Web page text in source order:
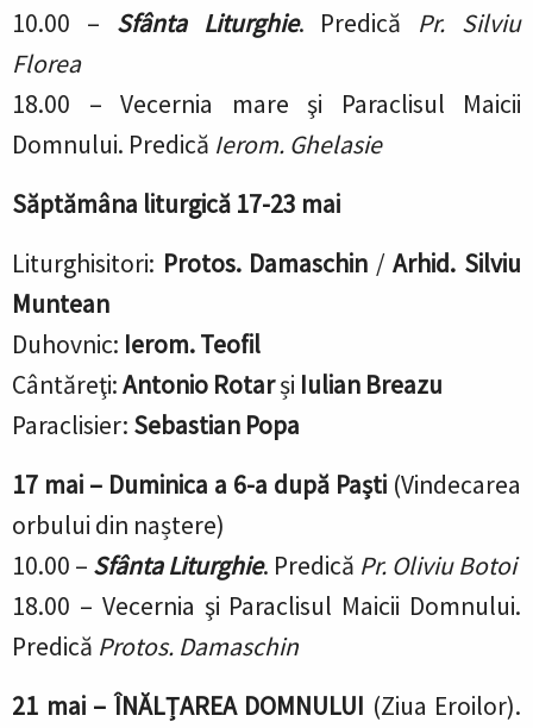
10.00 – Sfânta Liturghie. Predică Pr. Silviu
Florea
18.00 – Vecernia mare şi Paraclisul Maicii
Domnului. Predică Ierom. Ghelasie
Săptămâna liturgică 17-23 mai
Liturghisitori: Protos. Damaschin /Arhid. Silviu
Muntean
Duhovnic: Ierom. Teofil
Cântăreţi:Antonio Rotarși Iulian Breazu
Paraclisier: Sebastian Popa
17 mai – Duminica a 6-a după Paști (Vindecarea
orbului din naștere)
10.00 – Sfânta Liturghie. Predică Pr. Oliviu Botoi
18.00 – Vecernia şi Paraclisul Maicii Domnului.
Predică Protos. Damaschin
21 mai –ÎNĂLȚAREA DOMNULUI (Ziua Eroilor).